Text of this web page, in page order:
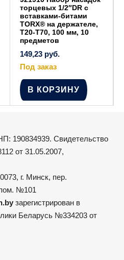
торцевых 1/2″DR с
вставками-битами
TORX® на держателе,
T20-T70, 100 мм, 10
предметов
149,23 руб.
Под заказ
В КОРЗИНУ
190834939. Свидетельство
от 31.05.2007,
г. Минск, пер.
№101
зарегистрирован в
Беларусь №334203 от